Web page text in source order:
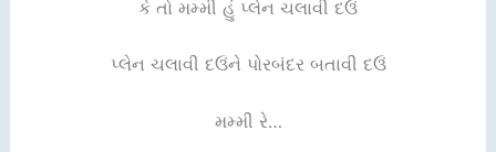
કે તો મમ્મી હું પ્લેન ચલાવી દઉં
પ્લેન ચલાવી દઉંને પોરબંદર બતાવી દઉં
મમ્મી રે…